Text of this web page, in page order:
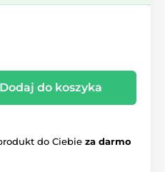
Dodaj do koszyka
do Ciebie za darmo